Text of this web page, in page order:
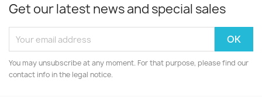
Get our latest news and special sales
You may unsubscribe at any moment. For that purpose, please find our
contact info in the legal notice.